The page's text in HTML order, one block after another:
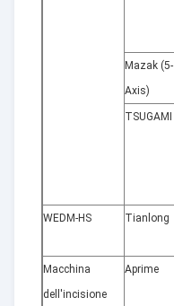
Mazak (5-
Axis)
TSUGAMI
WEDM-HS Tianlong
Macchina
dell'incisione
Aprime